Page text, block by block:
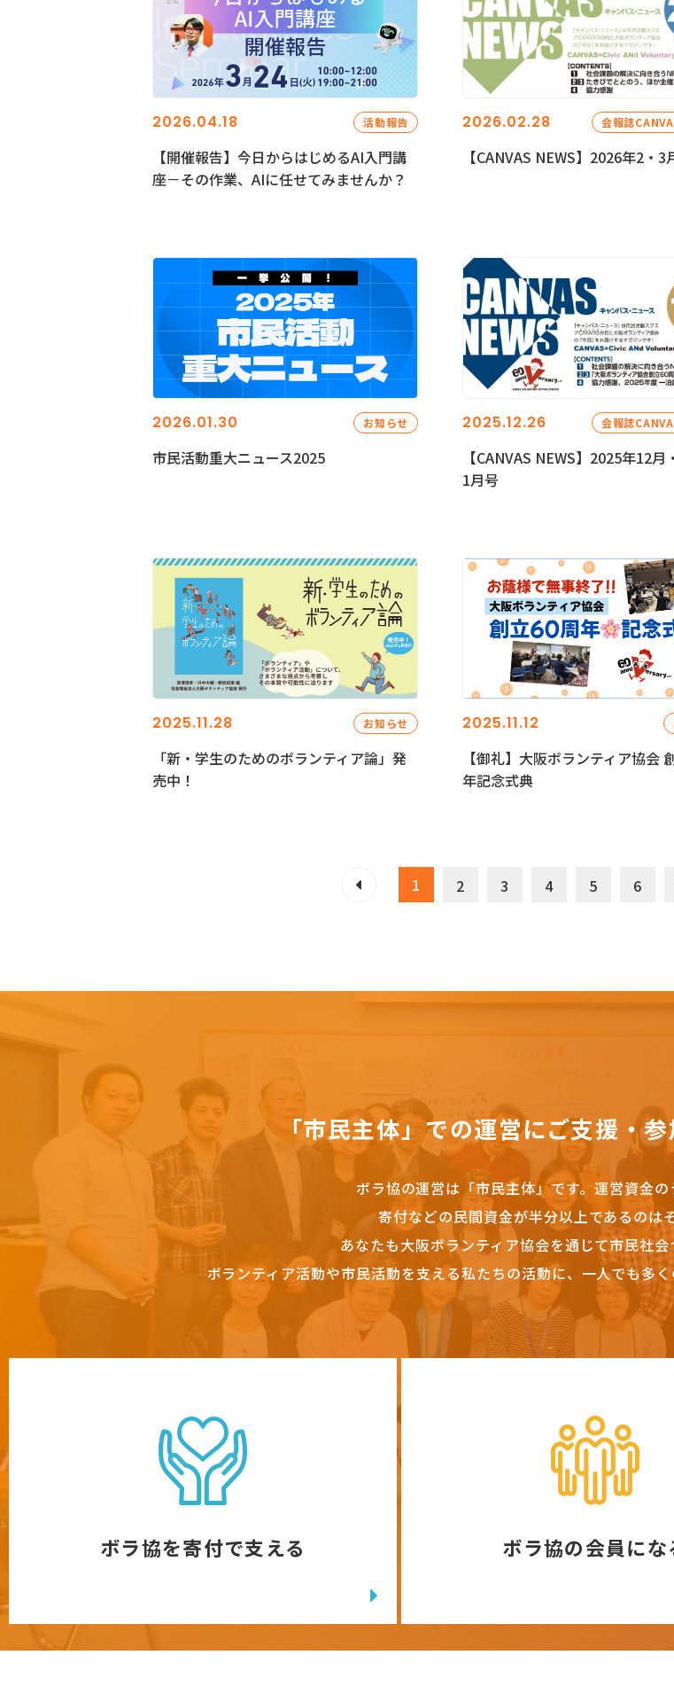
2026.04.18 活動報告
【開催報告】今日からはじめるAI入門講
座－その作業、AIに任せてみませんか？
2026.02.28 会報誌
【CANVAS NEWS】2026年2・3
2026.01.30 お知らせ
市民活動重大ニュース2025
2025.12.26 会報誌
【CANVAS NEWS】2025年12
1月号
2025.11.28 お知らせ
「新・学生のためのボランティア論」発
売中！
2025.11.12
【御礼】大阪ボランティア協会
年記念式典
1 2 3 4 5 6
「市民主体」での運営にご支援・
ボラ協の運営は「市民主体」です。 運営資金の
寄付などの民間資金が半分以上であるのは
あなたも大阪ボランティア協会を通じて市民社
ボランティア活動や市民活動を支える私たちの活動に、一人でも多
ボラ協を寄付で支える ボラ協の会員にな